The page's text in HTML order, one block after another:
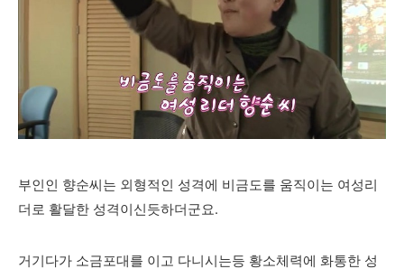
부인인 향순씨는 외형적인 성격에 비금도를 움직이는 여성리
더로 활달한 성격이신듯하더군요.
거기다가 소금포대를 이고 다니시는등 황소체력에 화통한 성